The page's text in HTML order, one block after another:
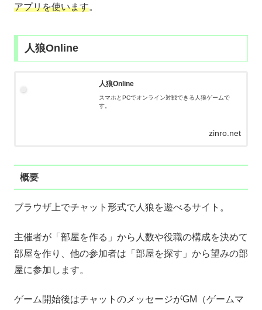
アプリを使います。
人狼Online
人狼Online
スマホとPCでオンライン対戦できる人狼ゲームで
す。
zinro.net
概要
ブラウザ上でチャット形式で人狼を遊べるサイト。
主催者が「部屋を作る」から人数や役職の構成を決めて
部屋を作り、他の参加者は「部屋を探す」から望みの部
屋に参加します。
ゲーム開始後はチャットのメッセージがGM（ゲームマ